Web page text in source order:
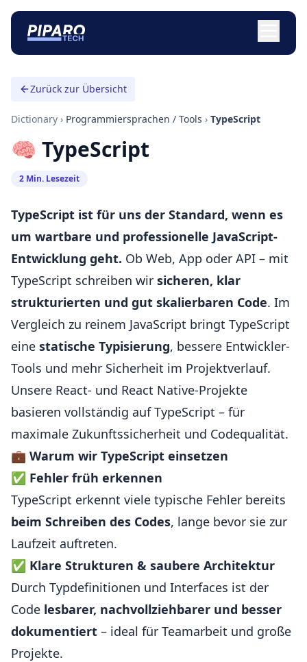
Zurück zur Übersicht
Dictionary › Programmiersprachen / Tools › TypeScript
🧠 TypeScript
2 Min. Lesezeit
TypeScript ist für uns der Standard, wenn es
um wartbare und professionelle JavaScript-
Entwicklung geht. Ob Web, App oder API – mit
TypeScript schreiben wir sicheren, klar
strukturierten und gut skalierbaren Code. Im
Vergleich zu reinem JavaScript bringt TypeScript
eine statische Typisierung, bessere Entwickler-
Tools und mehr Sicherheit im Projektverlauf.
Unsere React- und React Native-Projekte
basieren vollständig auf TypeScript – für
maximale Zukunftssicherheit und Codequalität.
💼 Warum wir TypeScript einsetzen
✅ Fehler früh erkennen
TypeScript erkennt viele typische Fehler bereits
beim Schreiben des Codes, lange bevor sie zur
Laufzeit auftreten.
✅ Klare Strukturen & saubere Architektur
Durch Typdefinitionen und Interfaces ist der
Code lesbarer, nachvollziehbarer und besser
dokumentiert – ideal für Teamarbeit und große
Projekte.